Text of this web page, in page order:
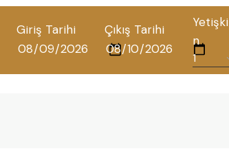
Giriş Tarihi Çıkış Tarihi
Yetişki
n